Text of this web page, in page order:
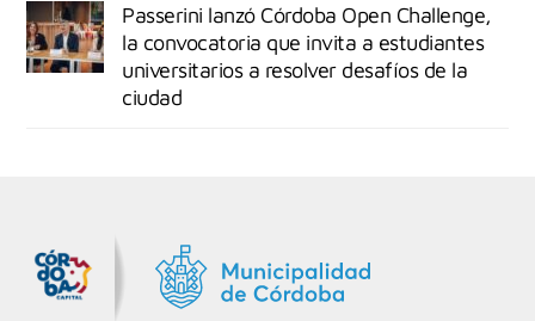
Passerini lanzó Córdoba Open Challenge,
la convocatoria que invita a estudiantes
universitarios a resolver desafíos de la
ciudad